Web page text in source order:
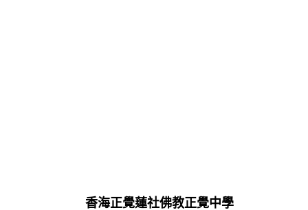
香海正覺蓮社佛教正覺中學